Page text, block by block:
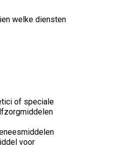
welke diensten
of speciale
voor